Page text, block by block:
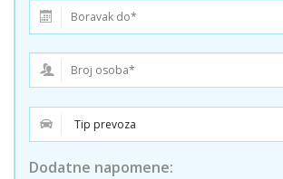
Dodatne napomene: